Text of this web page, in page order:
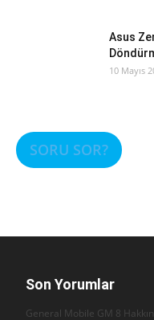
Asus
10 Mayıs
SORU SOR?
Son Yorumlar
General Mobile GM 8